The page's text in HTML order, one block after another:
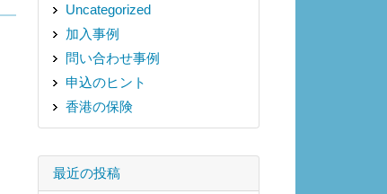
Uncategorized
加入事例
問い合わせ事例
申込のヒント
香港の保険
最近の投稿